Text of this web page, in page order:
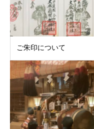
ご朱印について